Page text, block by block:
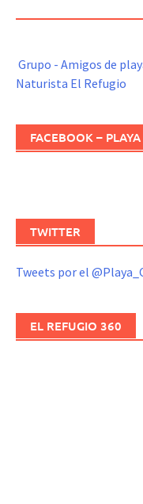
Grupo - Amigos de
Naturista El Refugio
FACEBOOK –
TWITTER
Tweets por el
EL REFUGIO 360